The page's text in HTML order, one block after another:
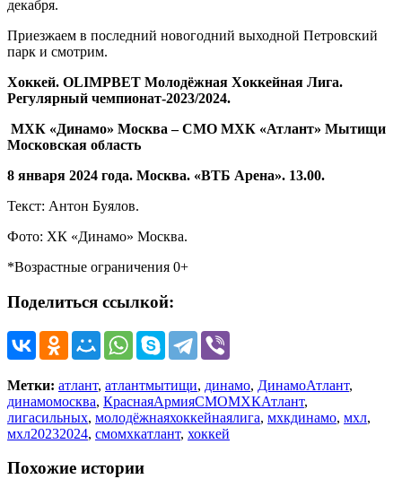
декабря.
Приезжаем в последний новогодний выходной Петровский
парк и смотрим.
Хоккей. OLIMPBET Молодёжная Хоккейная Лига.
Регулярный чемпионат-2023/2024.
МХК «Динамо» Москва – СМО МХК «Атлант» Мытищи
Московская область
8 января 2024 года. Москва. «ВТБ Арена». 13.00.
Текст: Антон Буялов.
Фото: ХК «Динамо» Москва.
*Возрастные ограничения 0+
Поделиться ссылкой:
Метки: атлант, атлантмытищи, динамо, ДинамоАтлант,
динамомосква, КраснаяАрмияСМОМХКАтлант,
лигасильных, молодёжнаяхоккейнаялига, мхкдинамо, мхл,
мхл20232024, смомхкатлант, хоккей
Похожие истории